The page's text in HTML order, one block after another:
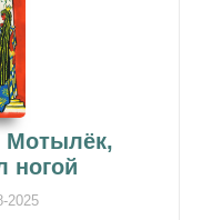
Мотылёк,
ногой
2025